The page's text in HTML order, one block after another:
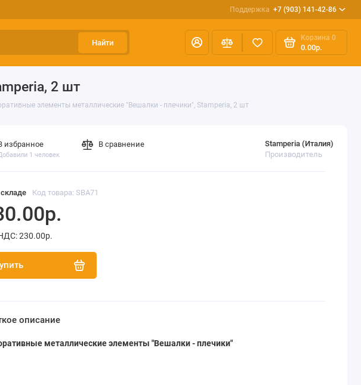
Поддержка +7 (903) 141-42-86
Найти
Корзина 0
0.00р.
2 шт
элементы металлические "Вешалки - плечики", Stamperia, 2 шт
Код товара: SBA71
Stamperia (Италия)
Производитель
230.00р.
избранное
1 человек
В сравнение
описание
металлические элементы "Вешалки - плечики"